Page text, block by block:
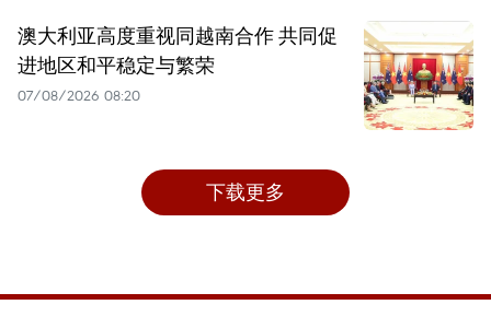
澳大利亚高度重视同越南合作 共同促
进地区和平稳定与繁荣
07/08/2026 08:20
下载更多